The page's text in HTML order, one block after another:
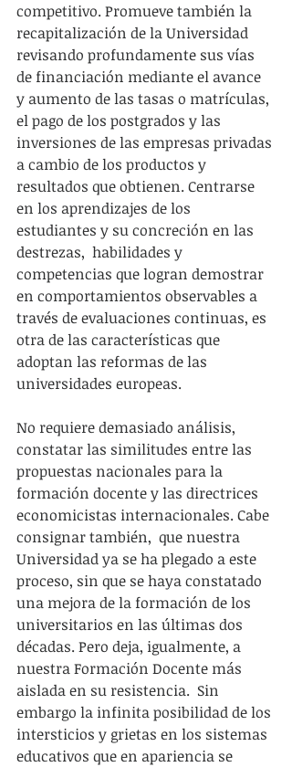
competitivo. Promueve también la
recapitalización de la Universidad
revisando profundamente sus vías
de financiación mediante el avance
y aumento de las tasas o matrículas,
el pago de los postgrados y las
inversiones de las empresas privadas
a cambio de los productos y
resultados que obtienen. Centrarse
en los aprendizajes de los
estudiantes y su concreción en las
destrezas,  habilidades y
competencias que logran demostrar
en comportamientos observables a
través de evaluaciones continuas, es
otra de las características que
adoptan las reformas de las
universidades europeas.
No requiere demasiado análisis,
constatar las similitudes entre las
propuestas nacionales para la
formación docente y las directrices
economicistas internacionales. Cabe
consignar también,  que nuestra
Universidad ya se ha plegado a este
proceso, sin que se haya constatado
una mejora de la formación de los
universitarios en las últimas dos
décadas. Pero deja, igualmente, a
nuestra Formación Docente más
aislada en su resistencia.  Sin
embargo la infinita posibilidad de los
intersticios y grietas en los sistemas
educativos que en apariencia se